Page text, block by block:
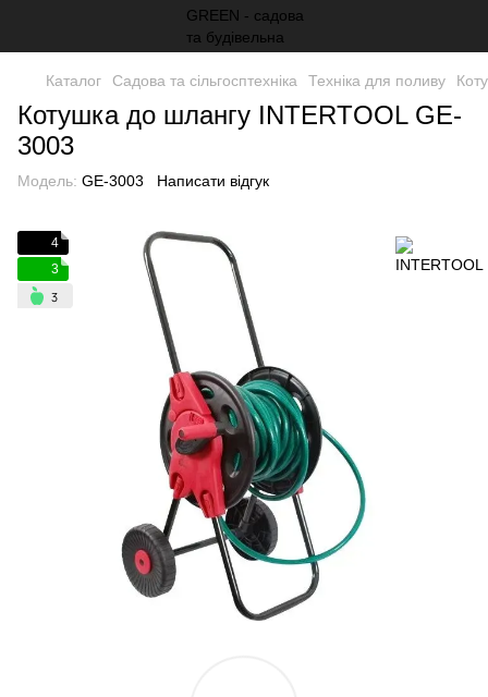
Каталог Садова та сільгосптехніка Техніка для поливу
Котушка до шлангу INTERTOOL GE-
3003
Модель: GE-3003 Написати відгук
4
3